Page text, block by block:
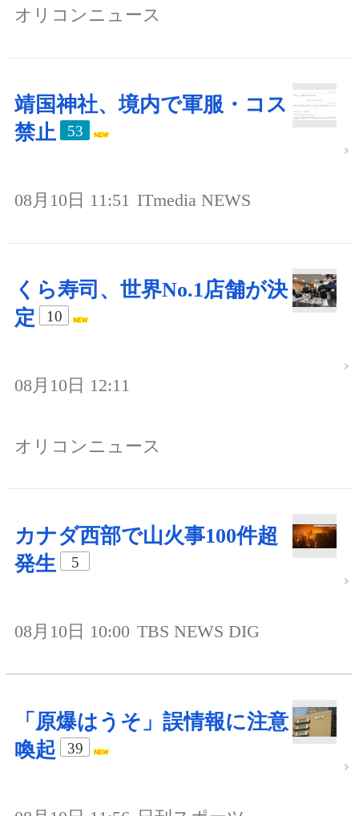
オリコンニュース
靖国神社、境内で軍服・コス
禁止
53
08月10日 11:51 ITmedia NEWS
くら寿司、世界No.1店舗が決
定
10
08月10日 12:11
オリコンニュース
カナダ西部で山火事100件超
発生
5
08月10日 10:00 TBS NEWS DIG
「原爆はうそ」誤情報に注意
喚起
39